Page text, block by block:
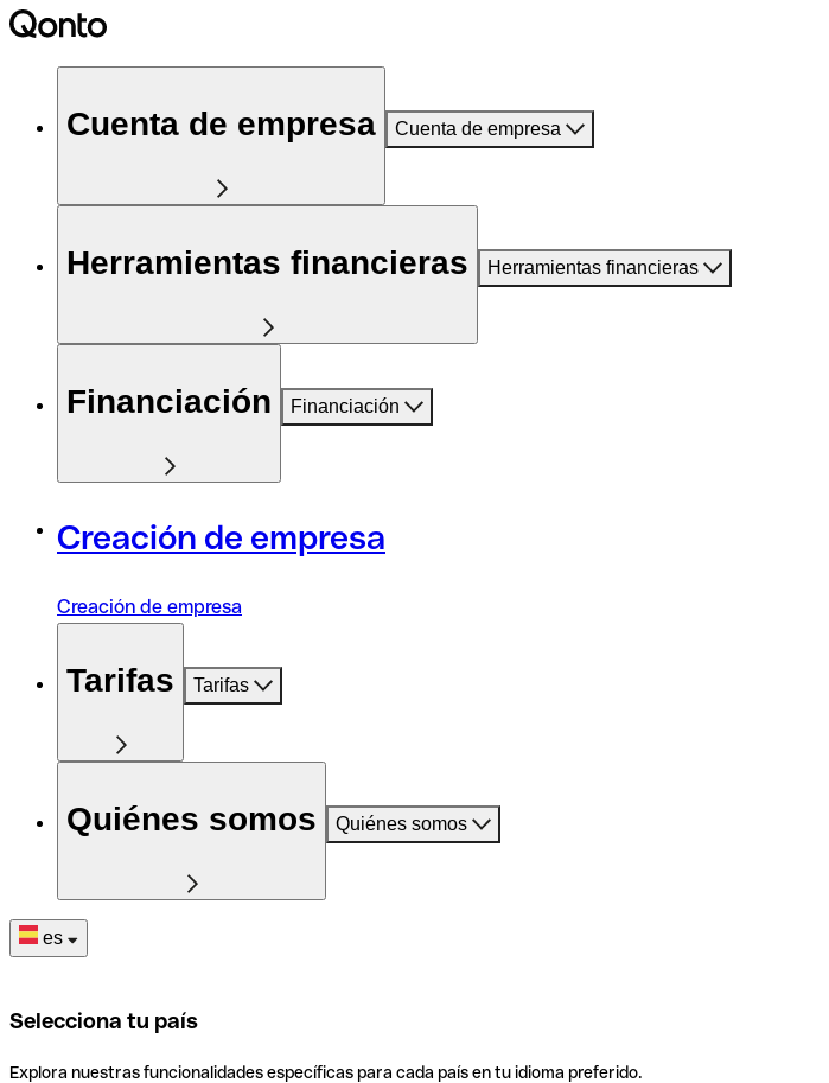
Cuenta de empresa Cuenta de empresa
Herramientas financieras Herramientas financieras
Financiación Financiación
Creación de empresa
Creación de empresa
Tarifas Tarifas
Quiénes somos Quiénes somos
es
Selecciona tu país
Explora nuestras funcionalidades específicas para cada país en tu idioma preferido.